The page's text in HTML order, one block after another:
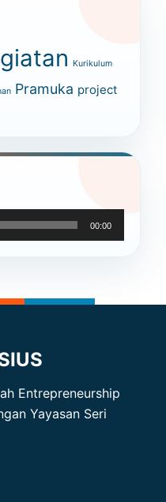
Kurikulum
Pramuka project
00:00
Entrepreneurship
Yayasan Seri